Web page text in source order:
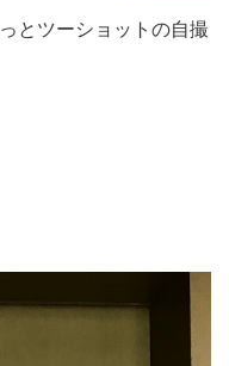
とツーショットの自撮